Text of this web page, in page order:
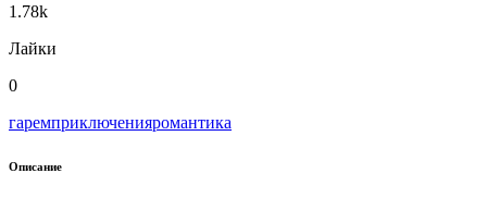
1.78k
Лайки
0
гаремприключенияромантика
Описание